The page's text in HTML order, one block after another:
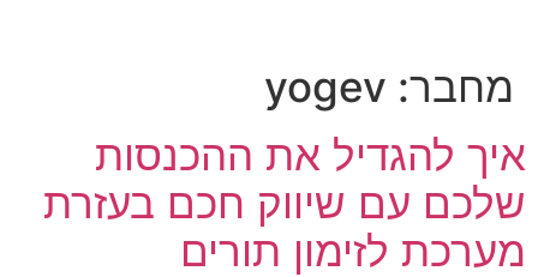
מחבר: yogev
איך להגדיל את ההכנסות
שלכם עם שיווק חכם בעזרת
מערכת לזימון תורים